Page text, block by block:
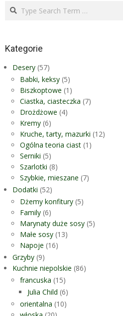
Search
Kategorie
Desery (57)
Babki, keksy (5)
Biszkoptowe (1)
Ciastka, ciasteczka (7)
Drożdżowe (4)
Kremy (6)
Kruche, tarty, mazurki (12)
Ogólna teoria ciast (1)
Serniki (5)
Szarlotki (8)
Szybkie, mieszane (7)
Dodatki (52)
Dżemy konfitury (5)
Family (6)
Marynaty duże sosy (5)
Małe sosy (13)
Napoje (16)
Grzyby (9)
Kuchnie niepolskie (86)
francuska (15)
Julia Child (6)
orientalna (10)